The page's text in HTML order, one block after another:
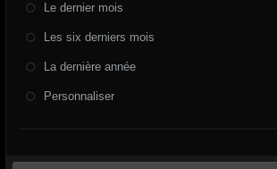
Le dernier mois
Les six derniers mois
La dernière année
Personnaliser